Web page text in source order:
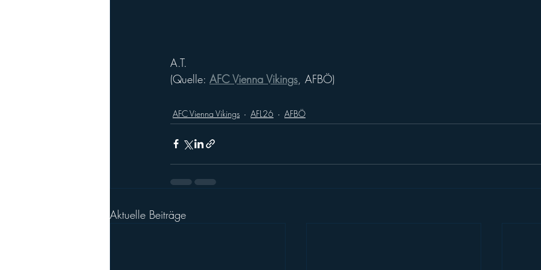
A.T.
(Quelle: AFC Vienna Vikings , AFBÖ)
AFC Vienna Vikings AFL26 AFBÖ
Aktuelle Beiträge